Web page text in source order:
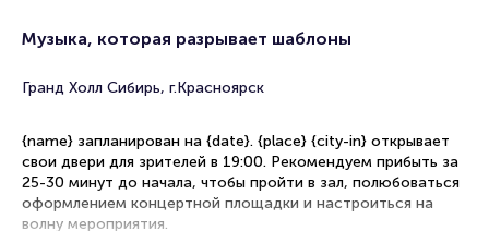
Музыка, которая разрывает шаблоны
Гранд Холл Сибирь, г.Красноярск
{name} запланирован на {date}. {place} {city-in} открывает
свои двери для зрителей в 19:00. Рекомендуем прибыть за
25-30 минут до начала, чтобы пройти в зал, полюбоваться
оформлением концертной площадки и настроиться на
волну мероприятия.